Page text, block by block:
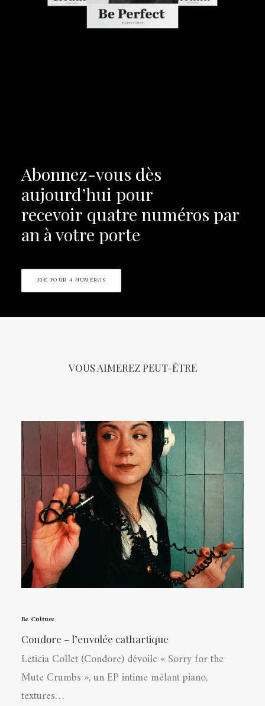
Abonnez-vous dès
aujourd’hui pour
recevoir quatre numéros par
an à votre porte
30€ POUR 4 NUMÉROS
VOUS AIMEREZ PEUT-ÊTRE
Be Culture
Condore – l’envolée cathartique
Leticia Collet (Condore) dévoile « Sorry for the
Mute Crumbs », un EP intime mêlant piano,
textures…